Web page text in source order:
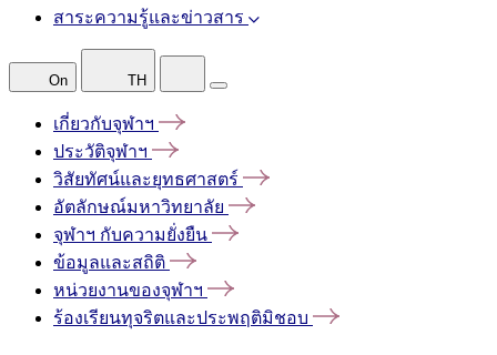
สาระความรู้และข่าวสาร
On TH
เกี่ยวกับจุฬาฯ
ประวัติจุฬาฯ
วิสัยทัศน์และยุทธศาสตร์
อัตลักษณ์มหาวิทยาลัย
จุฬาฯ กับความยั่งยืน
ข้อมูลและสถิติ
หน่วยงานของจุฬาฯ
ร้องเรียนทุจริตและประพฤติมิชอบ